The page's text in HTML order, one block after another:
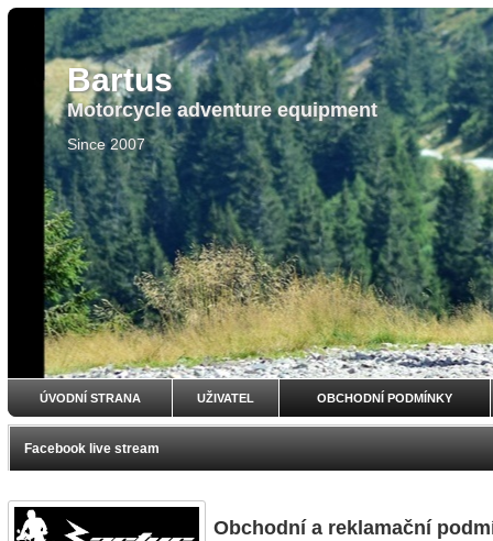
Bartus
Motorcycle adventure equipment
Since 2007
ÚVODNÍ STRANA UŽIVATEL OBCHODNÍ PODMÍNKY
Facebook live stream
Obchodní a reklamační